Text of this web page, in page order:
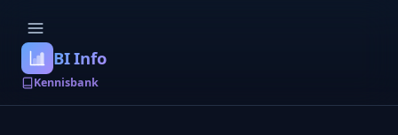
BI Info
Kennisbank